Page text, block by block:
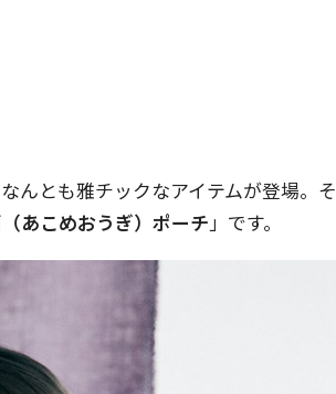
んとも雅チックなアイテムが登場。そ
あこめおうぎ）ポーチ」です。